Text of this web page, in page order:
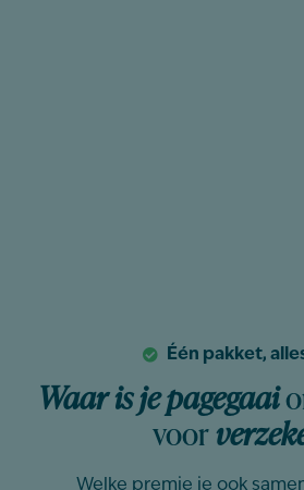
Één pakket,
Waar is je pagegaai
voor
Welke premie je ook